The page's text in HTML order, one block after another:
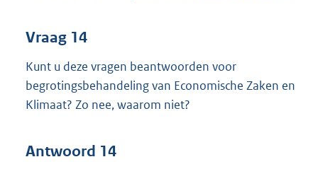
Vraag 14
Kunt u deze vragen beantwoorden voor
begrotingsbehandeling van Economische Zaken en
Klimaat? Zo nee, waarom niet?
Antwoord 14